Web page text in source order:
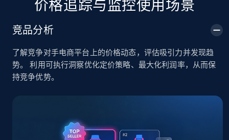
URL, Title, Available, Description, Currency, Initial
5.4K+ 668+ 立即开始
TikTok Shop - Collect TikTok shop products
by keywords search
价格追踪与监控使用场景
竞品分析
了解竞争对手电商平台上的价格动态，评估吸引力并发现趋
势。 利用可执行洞察优化定价策略、最大化利润率，从而保
持竞争优势。